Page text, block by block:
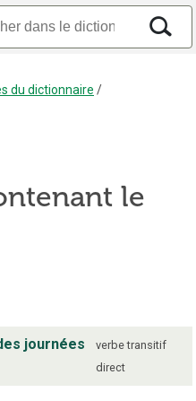
du dictionnaire /
le
journées
verbe transitif
direct